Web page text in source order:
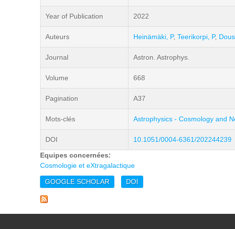
Year of Publication 2022
Auteurs Heinämäki, P, Teerikorpi, P,
Journal Astron. Astrophys.
Volume 668
Pagination A37
Mots-clés Astrophysics - Cosmology and
DOI
10.1051/0004-6361/202244239
Equipes concernées:
Cosmologie et eXtragalactique
GOOGLE SCHOLAR DOI